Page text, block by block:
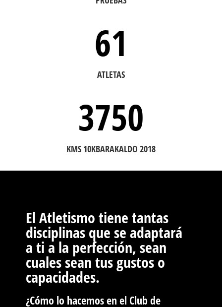
61
ATLETAS
3750
KMS 10KBARAKALDO 2018
El Atletismo tiene tantas
disciplinas que se adaptará
a ti a la perfección, sean
cuales sean tus gustos o
capacidades.
¿Cómo lo hacemos en el Club de